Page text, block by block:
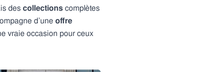
des collections complètes
d’une offre
vraie occasion pour ceux